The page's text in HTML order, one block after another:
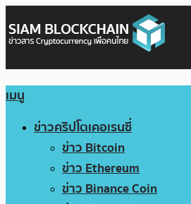
เมนู
ข่าวคริปโตเคอเรนซี่
ข่าว Bitcoin
ข่าว Ethereum
ข่าว Binance Coin